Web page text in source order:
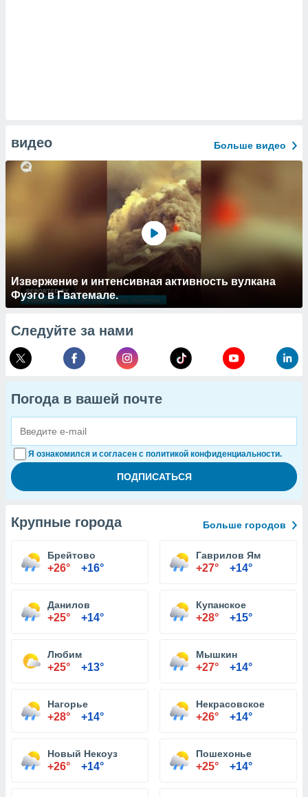
видео Больше видео
Извержение и интенсивная активность вулкана
Фуэго в Гватемале.
Следуйте за нами
Погода в вашей почте
Я ознакомился и согласен с политикой конфиденциальности.
Крупные города Больше городов
Брейтово
+26° +16°
Гаврилов Ям
+27° +14°
Данилов
+25° +14°
Купанское
+28° +15°
Любим
+25° +13°
Мышкин
+27° +14°
Нагорье
+28° +14°
Некрасовское
+26° +14°
Новый Некоуз
+26° +14°
Пошехонье
+25° +14°